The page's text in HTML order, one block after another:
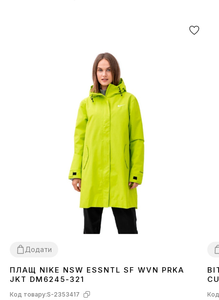
Додати
XSSM XL
ПЛАЩ NIKE NSW ESSNTL SF WVN PRKA
JKT DM6245-321
Код товару:S-2353417